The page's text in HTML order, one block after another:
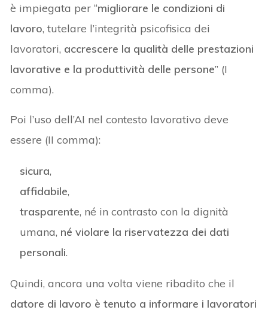
è impiegata per “migliorare le condizioni di
lavoro, tutelare l’integrità psicofisica dei
lavoratori, accrescere la qualità delle prestazioni
lavorative e la produttività delle persone” (I
comma).
Poi l’uso dell’AI nel contesto lavorativo deve
essere (II comma):
sicura,
affidabile,
trasparente, né in contrasto con la dignità
umana, né violare la riservatezza dei dati
personali.
Quindi, ancora una volta viene ribadito che il
datore di lavoro è tenuto a informare i lavoratori